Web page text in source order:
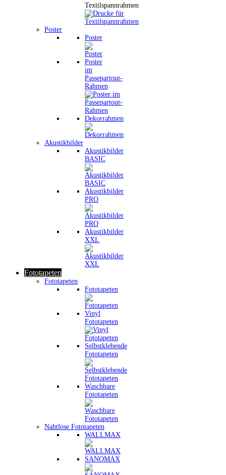
Textilspannrahmen
Poster
Poster
Poster
im
Passepartout-
Rahmen
Dekorrahmen
Akustikbilder
Akustikbilder
BASIC
Akustikbilder
PRO
Akustikbilder
XXL
Fototapeten
Fototapeten
Fototapeten
Vinyl
Fototapeten
Selbstklebende
Fototapeten
Waschbare
Fototapeten
Nahtlose Fototapeten
WALLMAX
SANOMAX